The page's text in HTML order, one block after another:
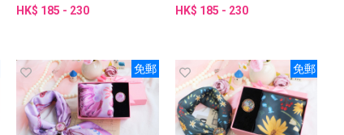
禮盒/絲巾
HK$ 185 - 230
盒/絲巾
HK$ 185 - 230
免郵 免郵